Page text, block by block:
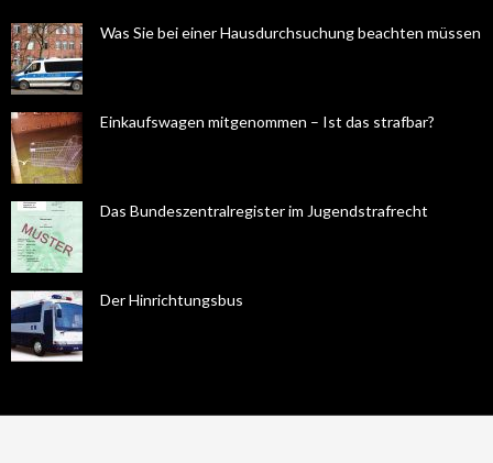
Was Sie bei einer Hausdurchsuchung beachten müssen
Einkaufswagen mitgenommen – Ist das strafbar?
Das Bundeszentralregister im Jugendstrafrecht
Der Hinrichtungsbus